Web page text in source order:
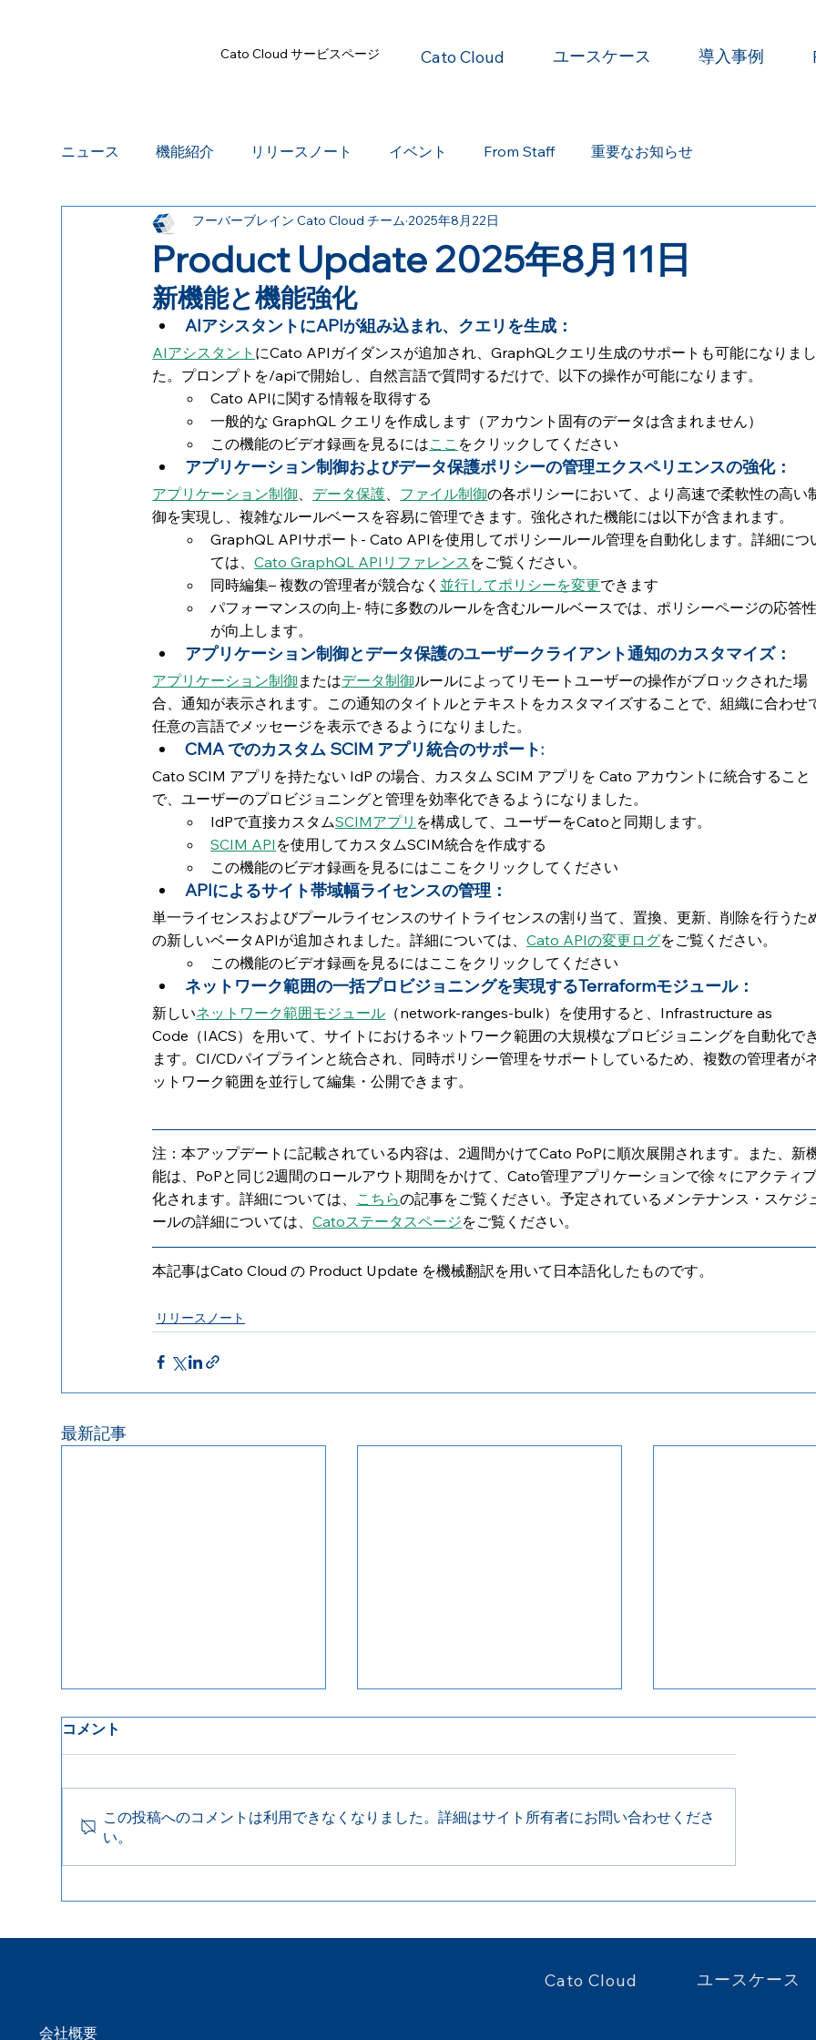
Cato Cloud ユースケース 導入事例
Cato Cloud サービスページ
ニュース 機能紹介 リリースノート イベント From Staff 重要なお知らせ
Product Update 2025年8月11日
フーバーブレイン Cato Cloud チーム 2025年8月22日
新機能と機能強化
AIアシスタントにAPIが組み込まれ、クエリを生成：
AIアシスタント にCato APIガイダンスが追加され、GraphQLクエリ生成のサポートも可能になりまし
た。プロンプトを/apiで開始し、自然言語で質問するだけで、以下の操作が可能になります。
Cato APIに関する情報を取得する
一般的な GraphQL クエリを作成します（アカウント固有のデータは含まれません）
この機能のビデオ録画を見るにはここ をクリックしてください
アプリケーション制御およびデータ保護ポリシーの管理エクスペリエンスの強化：
アプリケーション制御 データ保護 ファイル制御の各ポリシーにおいて、より高速で柔軟性の高い
御を実現し、複雑なルールベースを容易に管理できます。強化された機能には以下が含まれます。
GraphQL APIサポート- Cato APIを使用してポリシールール管理を自動化します。詳細につ
ては、Cato GraphQL APIリファレンス をご覧ください。
同時編集– 複数の管理者が競合なく 並行してポリシーを変更できます
パフォーマンスの向上- 特に多数のルールを含むルールベースでは、ポリシーページの応答性
が向上します。
アプリケーション制御とデータ保護のユーザークライアント通知のカスタマイズ：
アプリケーション制御 またはデータ制御ルールによってリモートユーザーの操作がブロックされた場
合、通知が表示されます。この通知のタイトルとテキストをカスタマイズすることで、組織に合わせ
任意の言語でメッセージを表示できるようになりました。
CMA でのカスタム SCIM アプリ統合のサポート:
Cato SCIM アプリを持たない IdP の場合、カスタム SCIM アプリを Cato アカウントに統合すること
で、ユーザーのプロビジョニングと管理を効率化できるようになりました。
IdPで直接カスタムSCIMアプリ を構成して、ユーザーをCatoと同期します。
SCIM API を使用してカスタムSCIM統合を作成する
この機能のビデオ録画を見るにはここをクリックしてください
APIによるサイト帯域幅ライセンスの管理：
単一ライセンスおよびプールライセンスのサイトライセンスの割り当て、置換、更新、削除を行うた
の新しいベータAPIが追加されました。詳細については、Cato APIの変更ログをご覧ください。
この機能のビデオ録画を見るにはここをクリックしてください
ネットワーク範囲の一括プロビジョニングを実現するTerraformモジュール：
新しいネットワーク範囲モジュール （network-ranges-bulk）を使用すると、Infrastructure as
Code（IACS）を用いて、サイトにおけるネットワーク範囲の大規模なプロビジョニングを自動化でき
ます。CI/CDパイプラインと統合され、同時ポリシー管理をサポートしているため、複数の管理者が
ットワーク範囲を並行して編集・公開できます。
注：本アップデートに記載されている内容は、2週間かけてCato PoPに順次展開されます。また、新
能は、PoPと同じ2週間のロールアウト期間をかけて、Cato管理アプリケーションで徐々にアクティブ
化されます。詳細については、 こちらの記事をご覧ください。予定されているメンテナンス・スケジ
ールの詳細については、Catoステータスページをご覧ください。
本記事はCato Cloud の Product Update を機械翻訳を用いて日本語化したものです。
リリースノート
最新記事
Product Update 2026年7月
Product Update 2026年6月
Product Update
コメント
この投稿へのコメントは利用できなくなりました。詳細はサイト所有者にお問い合わせくださ
い。
Cato Cloud ユースケース
会社概要